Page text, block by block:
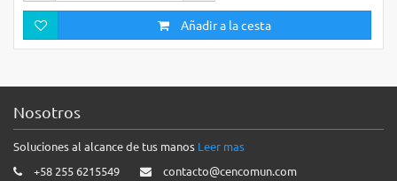
Añadir a la cesta
Nosotros
Soluciones al alcance de tus manos Leer mas
+58 255 6215549
contacto@cencomun.com